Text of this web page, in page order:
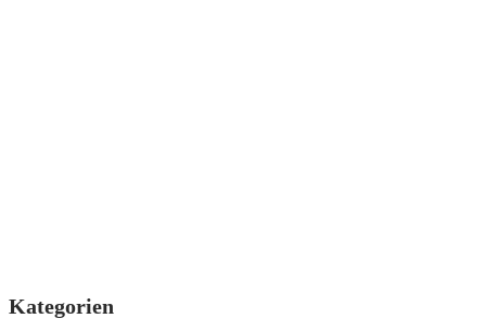
Kategorien